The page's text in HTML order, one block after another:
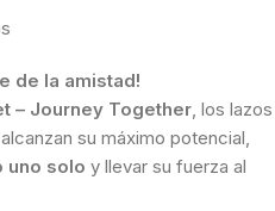
de la amistad!
– Journey Together, los lazos
su máximo potencial,
uno solo y llevar su fuerza al